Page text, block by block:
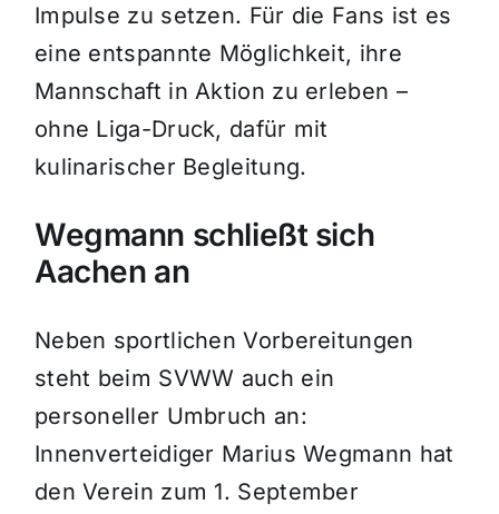
Impulse zu setzen. Für die Fans ist es
eine entspannte Möglichkeit, ihre
Mannschaft in Aktion zu erleben –
ohne Liga-Druck, dafür mit
kulinarischer Begleitung.
Wegmann schließt sich
Aachen an
Neben sportlichen Vorbereitungen
steht beim SVWW auch ein
personeller Umbruch an:
Innenverteidiger Marius Wegmann hat
den Verein zum 1. September